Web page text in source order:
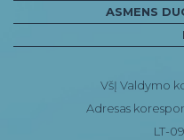
ASMENS
VšĮ Valdymo
Adresas
LT-